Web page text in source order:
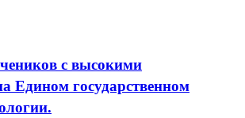
с высокими
Едином государственном